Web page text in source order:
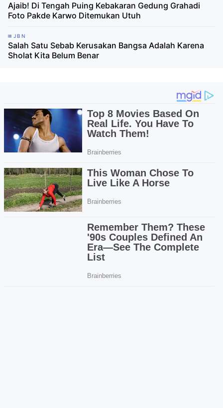
Ajaib! Di Tengah Puing Kebakaran Gedung Grahadi
Foto Pakde Karwo Ditemukan Utuh
JBN
Salah Satu Sebab Kerusakan Bangsa Adalah Karena
Sholat Kita Belum Benar